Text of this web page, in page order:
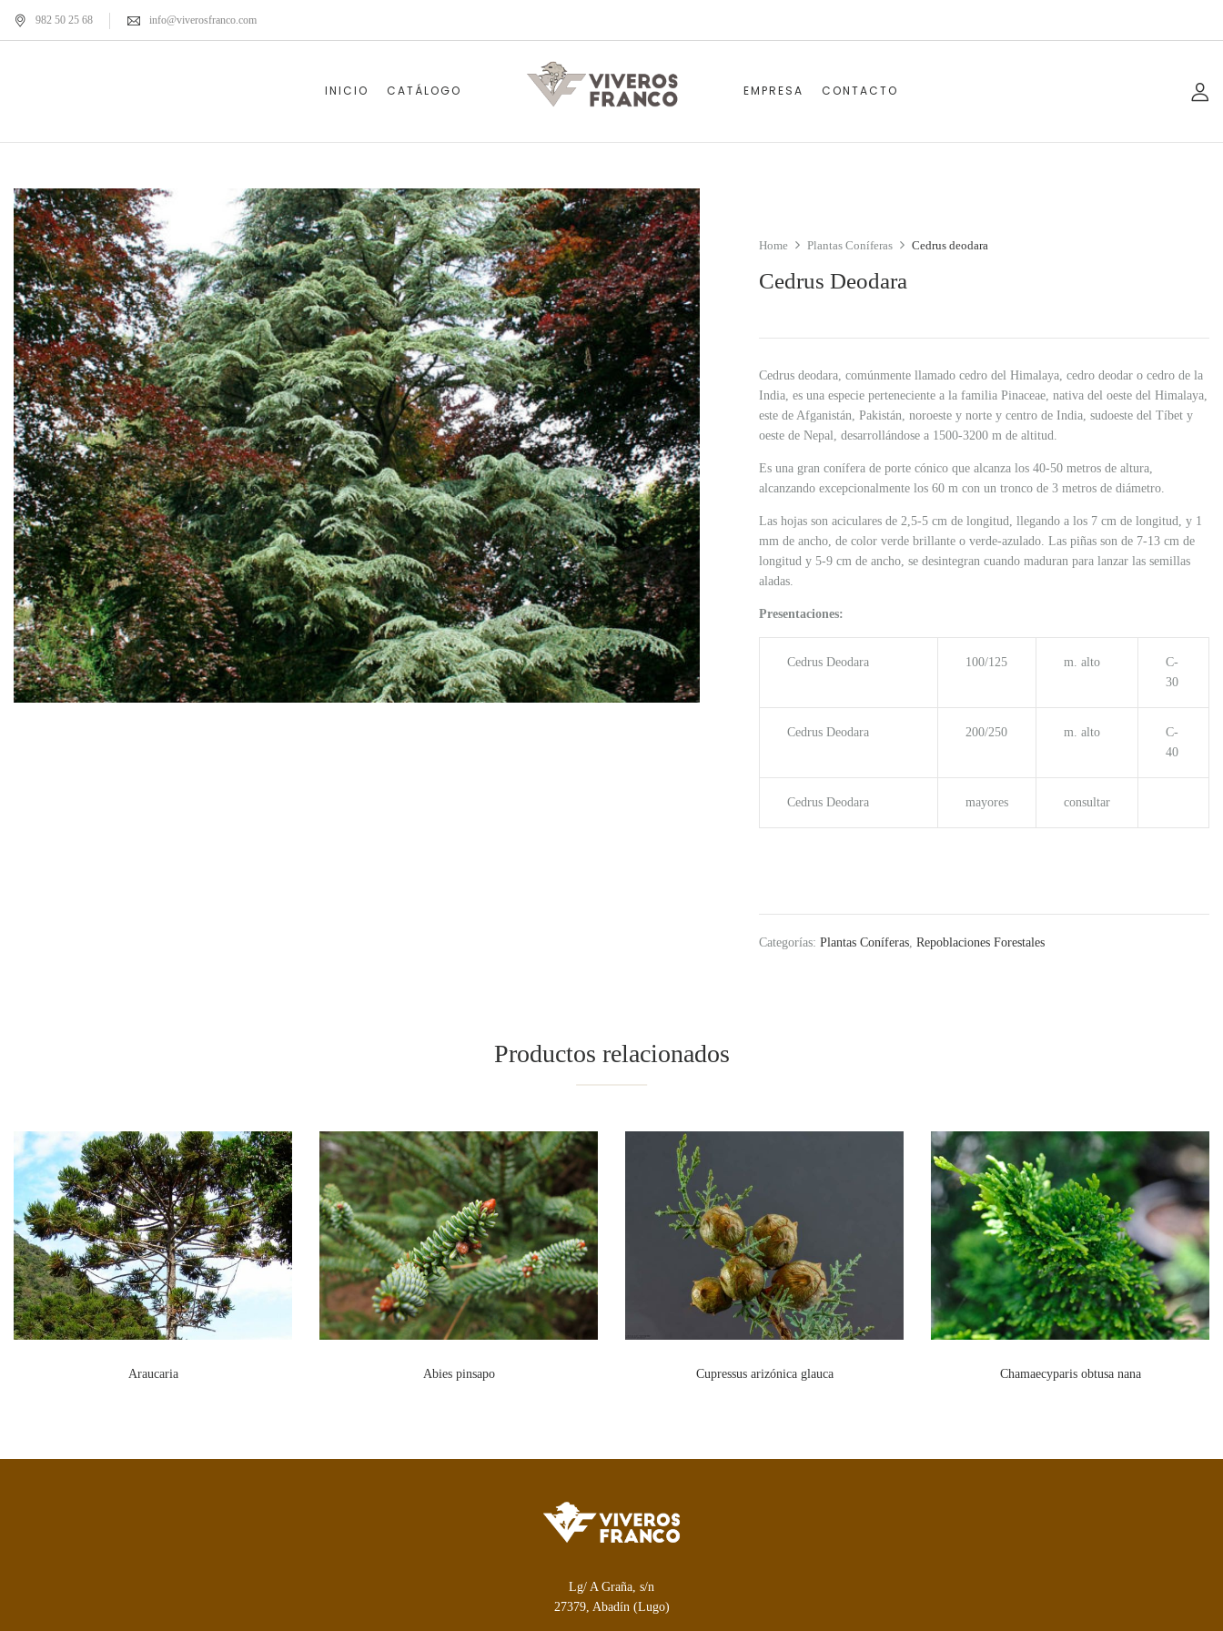
982 50 25 68 info@viverosfranco.com
INICIO CATÁLOGO EMPRESA CONTACTO
Home Plantas Coníferas Cedrus deodara
Cedrus Deodara
Cedrus deodara, comúnmente llamado cedro del Himalaya, cedro deodar o cedro de la
India, es una especie perteneciente a la familia Pinaceae, nativa del oeste del Himalaya,
este de Afganistán, Pakistán, noroeste y norte y centro de India, sudoeste del Tíbet y
oeste de Nepal, desarrollándose a 1500-3200 m de altitud.
Es una gran conífera de porte cónico que alcanza los 40-50 metros de altura,
alcanzando excepcionalmente los 60 m con un tronco de 3 metros de diámetro.
Las hojas son aciculares de 2,5-5 cm de longitud, llegando a los 7 cm de longitud, y 1
mm de ancho, de color verde brillante o verde-azulado. Las piñas son de 7-13 cm de
longitud y 5-9 cm de ancho, se desintegran cuando maduran para lanzar las semillas
aladas.​
Presentaciones:
Cedrus Deodara 100/125 m. alto
C-
30
Cedrus Deodara 200/250 m. alto
C-
40
Cedrus Deodara mayores consultar
Categorías: Plantas Coníferas, Repoblaciones Forestales
Productos relacionados
Araucaria Abies pinsapo Cupressus arizónica glauca Chamaecyparis obtusa nana
Lg/ A Graña, s/n
27379, Abadín (Lugo)